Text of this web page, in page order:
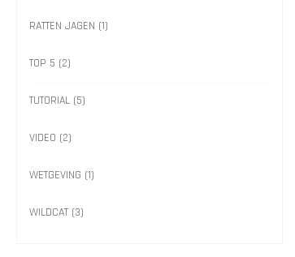
RATTEN JAGEN (1)
TOP 5 (2)
TUTORIAL (5)
VIDEO (2)
WETGEVING (1)
WILDCAT (3)